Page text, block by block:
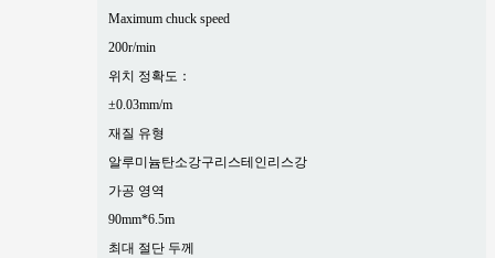
Maximum chuck speed
200r/min
위치 정확도：
±0.03mm/m
재질 유형
알루미늄탄소강구리스테인리스강
가공 영역
90mm*6.5m
최대 절단 두께